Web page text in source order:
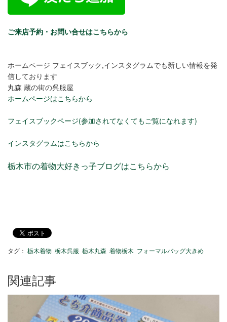
ご来店予約・お問い合せはこちらから
ホームページ フェイスブック,インスタグラムでも新しい情報を発
信しております
丸森 蔵の街の呉服屋
ホームページはこちらから
フェイスブックページ(参加されてなくてもご覧になれます)
インスタグラムはこちらから
栃木市の着物大好きっ子ブログはこちらから
タグ： 栃木着物 栃木呉服 栃木丸森 着物栃木 フォーマルバッグ大きめ
関連記事